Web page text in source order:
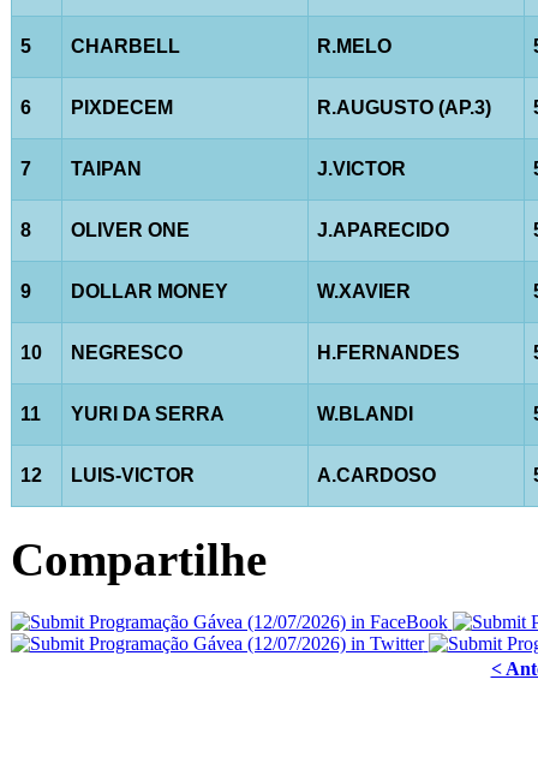
5 CHARBELL R.MELO
6 PIXDECEM R.AUGUSTO (AP.3)
7 TAIPAN J.VICTOR
8 OLIVER ONE J.APARECIDO
9 DOLLAR MONEY W.XAVIER
10 NEGRESCO H.FERNANDES
11 YURI DA SERRA W.BLANDI
12 LUIS-VICTOR A.CARDOSO
Compartilhe
<